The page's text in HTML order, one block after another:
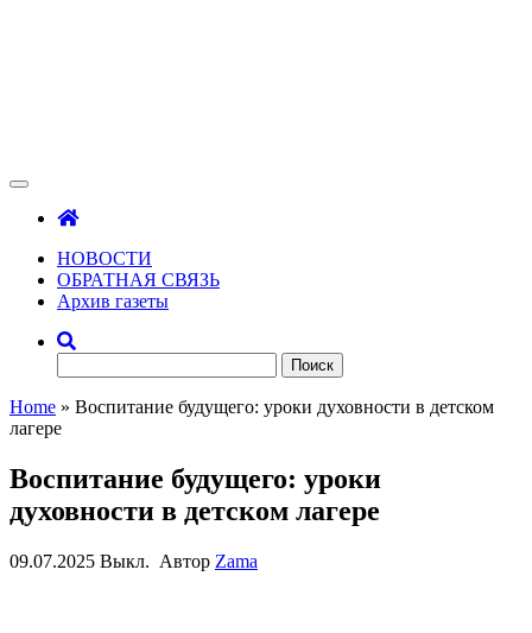
НОВОСТИ
ОБРАТНАЯ СВЯЗЬ
Архив газеты
Home » Воспитание будущего: уроки духовности в детском
лагере
Воспитание будущего: уроки
духовности в детском лагере
09.07.2025 Выкл. Автор Zama